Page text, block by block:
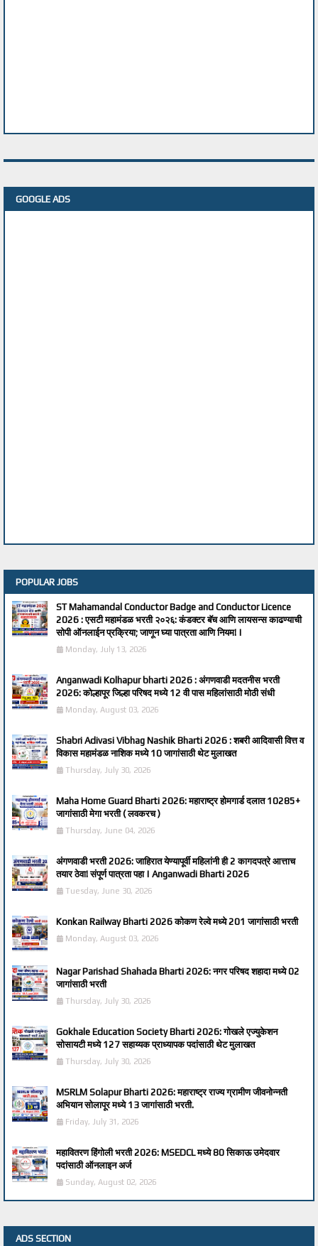
GOOGLE ADS
POPULAR JOBS
ST Mahamandal Conductor Badge and Conductor Licence
2026 : एसटी महामंडळ भरती २०२६: कंडक्टर बॅच आणि लायसन्स काढण्याची
सोपी ऑनलाईन प्रक्रिया; जाणून घ्या पात्रता आणि नियम! |
Monday, July 13, 2026
Anganwadi Kolhapur bharti 2026 : अंगणवाडी मदतनीस भरती
2026: कोल्हापूर जिल्हा परिषद मध्ये 12 वी पास महिलांसाठी मोठी संधी
Monday, August 03, 2026
Shabri Adivasi Vibhag Nashik Bharti 2026 : शबरी आदिवासी वित्त व
विकास महामंडळ नाशिक मध्ये 10 जागांसाठी थेट मुलाखत
Thursday, July 30, 2026
Maha Home Guard Bharti 2026: महाराष्ट्र होमगार्ड दलात 10285+
जागांसाठी मेगा भरती ( लवकरच )
Thursday, June 04, 2026
अंगणवाडी भरती 2026: जाहिरात येण्यापूर्वी महिलांनी ही 2 कागदपत्रे आत्ताच
तयार ठेवा! संपूर्ण पात्रता पहा | Anganwadi Bharti 2026
Tuesday, June 30, 2026
Konkan Railway Bharti 2026 कोकण रेल्वे मध्ये 201 जागांसाठी भरती
Monday, August 03, 2026
Nagar Parishad Shahada Bharti 2026: नगर परिषद शहादा मध्ये 02
जागांसाठी भरती
Thursday, July 30, 2026
Gokhale Education Society Bharti 2026: गोखले एज्युकेशन
सोसायटी मध्ये 127 सहाय्यक प्राध्यापक पदांसाठी थेट मुलाखत
Thursday, July 30, 2026
MSRLM Solapur Bharti 2026: महाराष्ट्र राज्य ग्रामीण जीवनोन्नती
अभियान सोलापूर मध्ये 13 जागांसाठी भरती.
Friday, July 31, 2026
महावितरण हिंगोली भरती 2026: MSEDCL मध्ये 80 सिकाऊ उमेदवार
पदांसाठी ऑनलाइन अर्ज
Sunday, August 02, 2026
ADS SECTION